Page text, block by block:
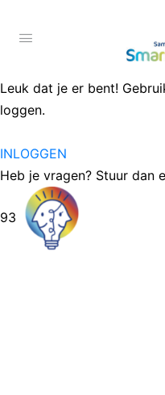
Leuk dat je er bent!
loggen.
INLOGGEN
Heb je vragen? Stuur dan
93